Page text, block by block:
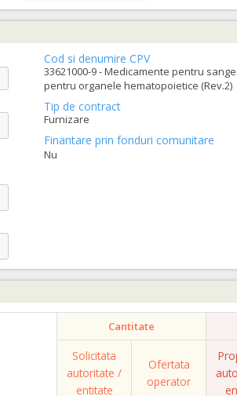
Cod si denumire CPV
33621000-9 - Medicamente pentru
pentru organele hematopoietice (Rev.2)
Tip de contract
Furnizare
Finantare prin fonduri comunitare
Nu
Cantitate
Solicitata
autoritate /
entitate
Ofertata
operator